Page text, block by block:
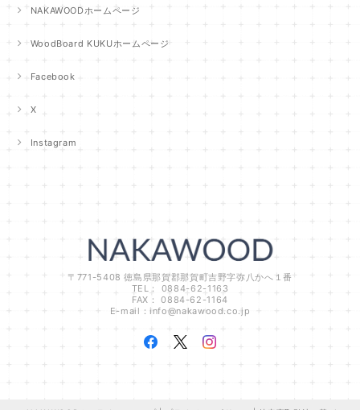
NAKAWOODホームページ
WoodBoard KUKUホームページ
Facebook
X
Instagram
〒771-5408 徳島県那賀郡那賀町吉野字弥八かへ１番
TEL： 0884-62-1163
FAX： 0884-62-1164
E-mail：info@nakawood.co.jp